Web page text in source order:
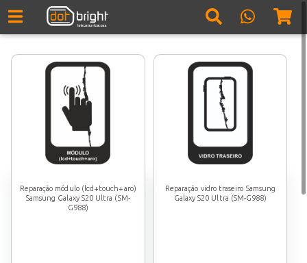
Reparação módulo (lcd+touch+aro)
Samsung Galaxy S20 Ultra (SM-
G988)
Reparação vidro traseiro Samsung
Galaxy S20 Ultra (SM-G988)